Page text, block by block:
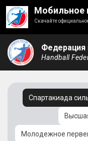
Мобильное
Скачайте
Федерация
Handball
Спартакиада
Молодежное